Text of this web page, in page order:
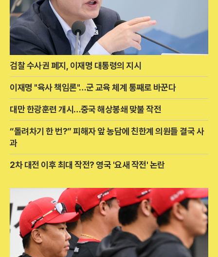
검찰 수사권 폐지, 이재명 대통령의 지시
이재명 "육사 책임론"…군 교육 체계 통째로 바꾼다
대만 한광훈련 개시…중국 해상봉쇄 맞불 작전
“돌려차기 한 번?” 피해자 앞 농담에 친한계 의원들 결국 사
과
2차 대전 이후 최대 작전? 영국 '요새 작전' 논란